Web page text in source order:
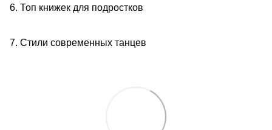
6. Топ книжек для подростков
7. Стили современных танцев